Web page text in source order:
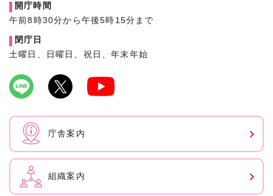
開庁時間
午前8時30分から午後5時15分まで
閉庁日
土曜日、日曜日、祝日、年末年始
庁舎案内
組織案内